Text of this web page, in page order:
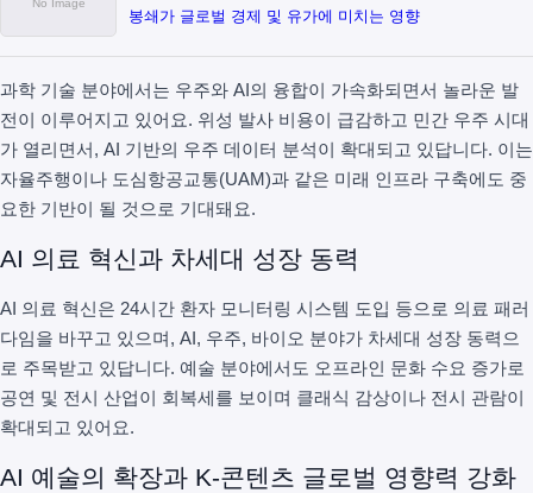
봉쇄가 글로벌 경제 및 유가에 미치는 영향
과학 기술 분야에서는 우주와 AI의 융합이 가속화되면서 놀라운 발
전이 이루어지고 있어요. 위성 발사 비용이 급감하고 민간 우주 시대
가 열리면서, AI 기반의 우주 데이터 분석이 확대되고 있답니다. 이는
자율주행이나 도심항공교통(UAM)과 같은 미래 인프라 구축에도 중
요한 기반이 될 것으로 기대돼요.
AI 의료 혁신과 차세대 성장 동력
AI 의료 혁신은 24시간 환자 모니터링 시스템 도입 등으로 의료 패러
다임을 바꾸고 있으며, AI, 우주, 바이오 분야가 차세대 성장 동력으
로 주목받고 있답니다. 예술 분야에서도 오프라인 문화 수요 증가로
공연 및 전시 산업이 회복세를 보이며 클래식 감상이나 전시 관람이
확대되고 있어요.
AI 예술의 확장과 K-콘텐츠 글로벌 영향력 강화